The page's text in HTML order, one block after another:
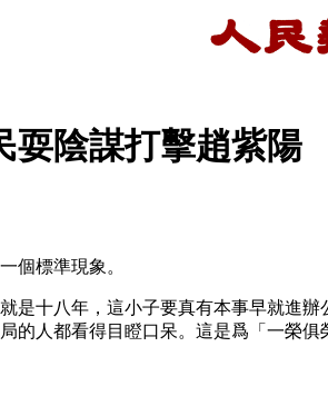
耍陰謀打擊趙紫陽
個標準現象。
是十八年，這小子要真有本事早就進
的人都看得目瞪口呆。這是爲「一榮